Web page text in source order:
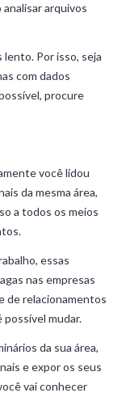
arquivos
Por isso, seja
com dados
procure
você lidou
da mesma área,
a todos os meios
essas
nas empresas
de relacionamentos
possível mudar.
da sua área,
e expor os seus
vai conhecer